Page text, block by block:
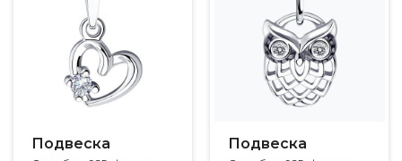
Подвеска Подвеска